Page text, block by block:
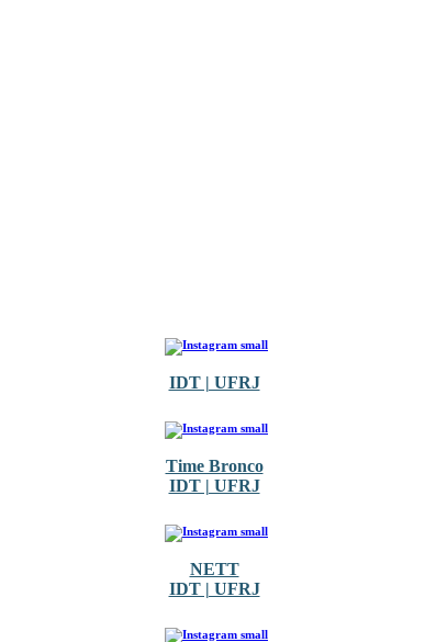
IDT | UFRJ
Time Bronco
IDT | UFRJ
NETT
IDT | UFRJ